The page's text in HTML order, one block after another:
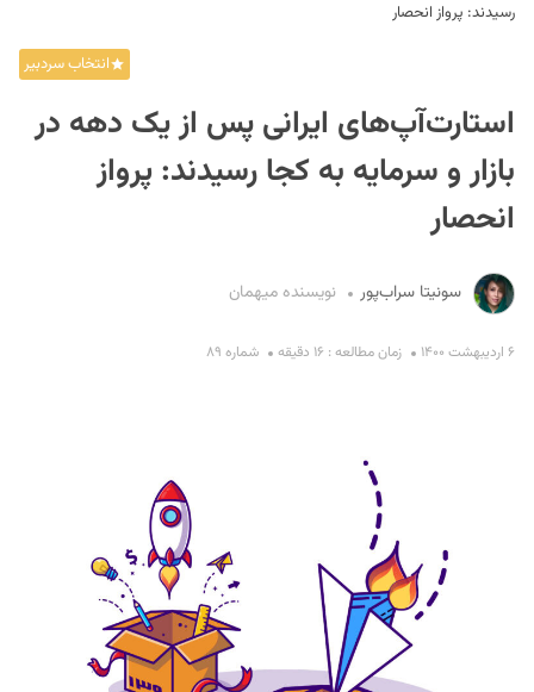
رسیدند: پرواز انحصار
انتخاب سردبیر
استارت‌آپ‌های ایرانی پس از یک دهه در
بازار و سرمایه به کجا رسیدند: پرواز
انحصار
سونیتا سراب‌پور نویسنده میهمان
۶ اردیبهشت ۱۴۰۰ زمان مطالعه : ۱۶ دقیقه شماره ۸۹